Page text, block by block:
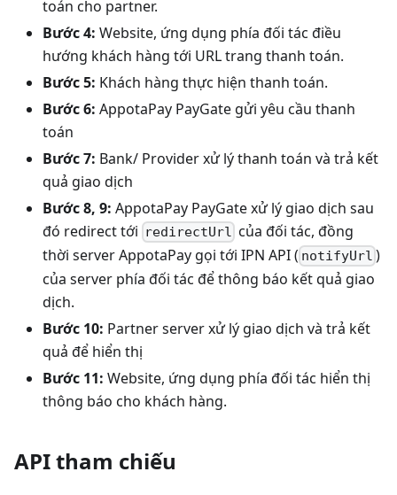
toán cho partner.
Bước 4: Website, ứng dụng phía đối tác điều
hướng khách hàng tới URL trang thanh toán.
Bước 5: Khách hàng thực hiện thanh toán.
Bước 6: AppotaPay PayGate gửi yêu cầu thanh
toán
Bước 7: Bank/ Provider xử lý thanh toán và trả kết
quả giao dịch
Bước 8, 9: AppotaPay PayGate xử lý giao dịch sau
đó redirect tới redirectUrl của đối tác, đồng
thời server AppotaPay gọi tới IPN API ( notifyUrl )
của server phía đối tác để thông báo kết quả giao
dịch.
Bước 10: Partner server xử lý giao dịch và trả kết
quả để hiển thị
Bước 11: Website, ứng dụng phía đối tác hiển thị
thông báo cho khách hàng.
API tham chiếu